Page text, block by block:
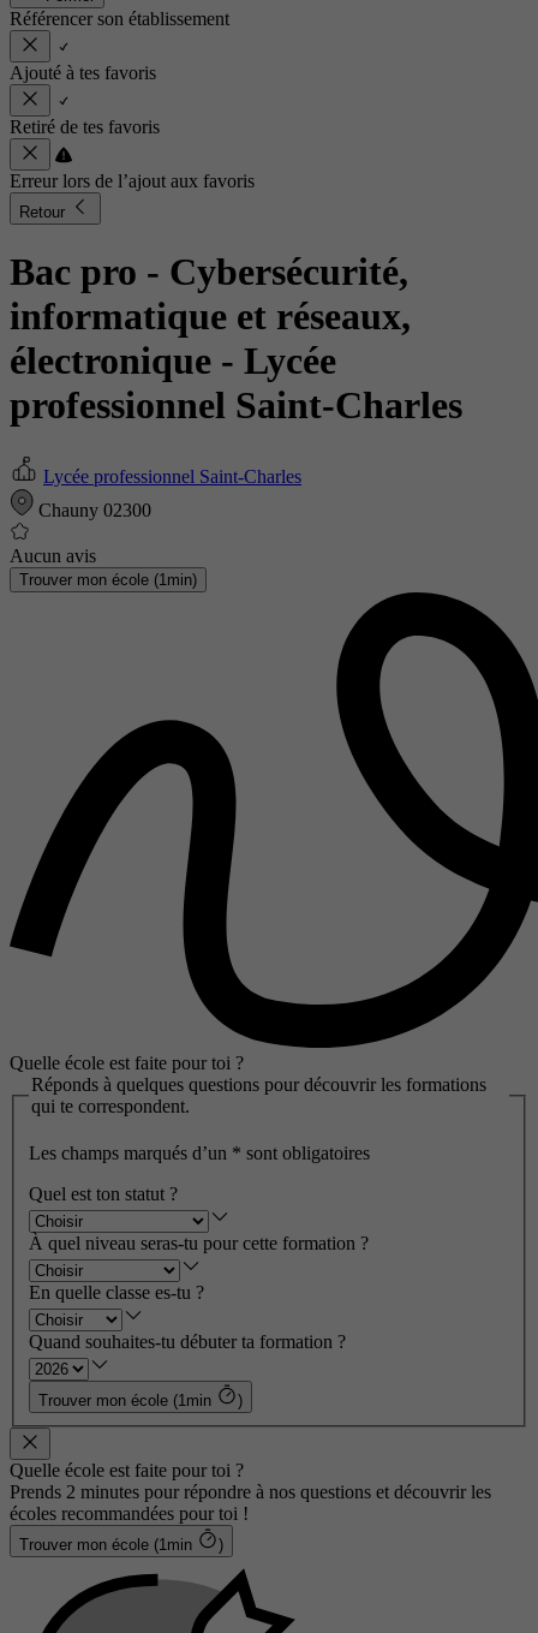
Référencer son établissement
Ajouté à tes favoris
Retiré de tes favoris
Erreur lors de l’ajout aux favoris
Retour
Bac pro - Cybersécurité,
informatique et réseaux,
électronique - Lycée
professionnel Saint-Charles
Lycée professionnel Saint-Charles
Chauny 02300
Aucun avis
Trouver mon école (1min)
Quelle école est faite pour toi ?
Réponds à quelques questions pour découvrir les formations
qui te correspondent.
Les champs marqués d’un * sont obligatoires
Quel est ton statut ?
À quel niveau seras-tu pour cette formation ?
En quelle classe es-tu ?
Quand souhaites-tu débuter ta formation ?
Trouver mon école (1min )
Quelle école est faite pour toi ?
Prends 2 minutes pour répondre à nos questions et découvrir les
écoles recommandées pour toi !
Trouver mon école (1min )